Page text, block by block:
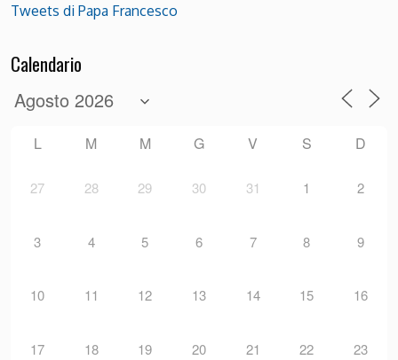
Tweets di Papa Francesco
Calendario
L M M G V S D
27 28 29 30 31 1 2
3 4 5 6 7 8 9
10 11 12 13 14 15 16
17 18 19 20 21 22 23